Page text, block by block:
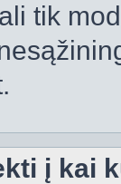
tik
į kai